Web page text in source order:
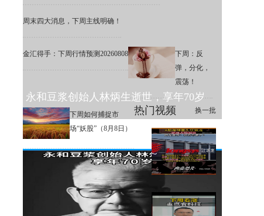
周末四大消息，下周主线明确！
金汇得手：下周行情预测20260808
下周：反
弹，分化，
震荡！
下周如何捕捉市
场“妖股”（8月8日）
热门视频 换一批
永和豆浆创始人林炳生逝世，享年70岁
A股存储巨头江波龙定增大幅溢
价，网友直呼：机构亏麻了！
下周大盘分析和交易策略！